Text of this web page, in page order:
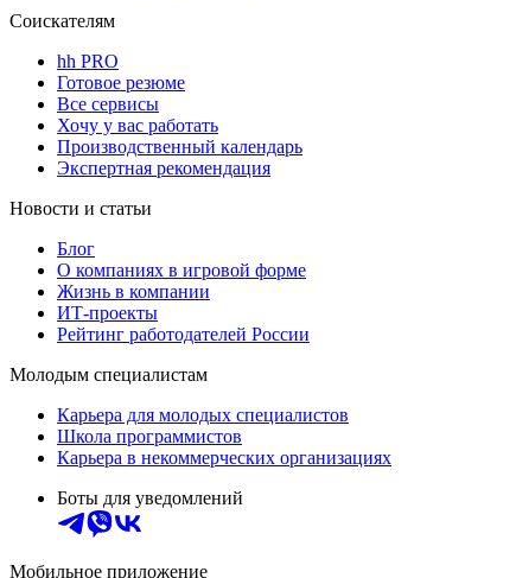
Соискателям
hh PRO
Готовое резюме
Все сервисы
Хочу у вас работать
Производственный календарь
Экспертная рекомендация
Новости и статьи
Блог
О компаниях в игровой форме
Жизнь в компании
ИТ-проекты
Рейтинг работодателей России
Молодым специалистам
Карьера для молодых специалистов
Школа программистов
Карьера в некоммерческих организациях
Боты для уведомлений
Мобильное приложение